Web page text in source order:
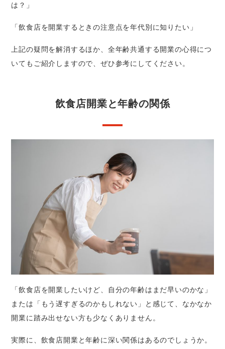
は？」
「飲食店を開業するときの注意点を年代別に知りたい」
上記の疑問を解消するほか、全年齢共通する開業の心得につ
いてもご紹介しますので、ぜひ参考にしてください。
飲食店開業と年齢の関係
「飲食店を開業したいけど、自分の年齢はまだ早いのかな」
または「もう遅すぎるのかもしれない」と感じて、なかなか
開業に踏み出せない方も少なくありません。
実際に、飲食店開業と年齢に深い関係はあるのでしょうか。